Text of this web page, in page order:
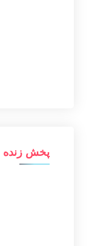
پخش زنده On Air